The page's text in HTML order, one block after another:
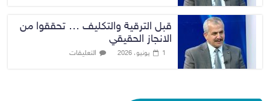
قبل الترقية والتكليف … تحققوا من
الانجاز الحقيقي
1 يونيو، 2026 التعليقات